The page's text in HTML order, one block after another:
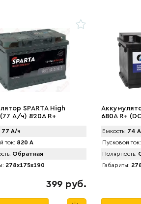
SPАRTA High
А/ч) 820A R+
77 А/ч
ток: 820 А
Обратная
278x175x190
399 руб.
680A R+
Емкость: 74
Пусковой ток:
Полярность:
Габариты: